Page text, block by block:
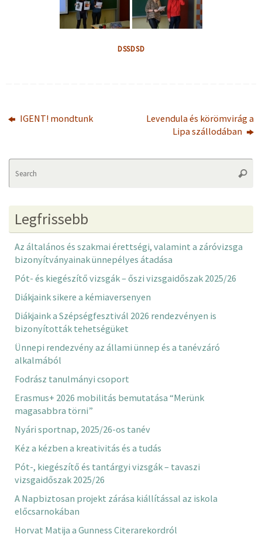
DSSDSD
IGENT! mondtunk
Levendula és körömvirág a
Lipa szállodában
Legfrissebb
Az általános és szakmai érettségi, valamint a záróvizsga
bizonyítványainak ünnepélyes átadása
Pót- és kiegészítő vizsgák – őszi vizsgaidőszak 2025/26
Diákjaink sikere a kémiaversenyen
Diákjaink a Szépségfesztivál 2026 rendezvényen is
bizonyították tehetségüket
Ünnepi rendezvény az állami ünnep és a tanévzáró
alkalmából
Fodrász tanulmányi csoport
Erasmus+ 2026 mobilitás bemutatása “Merünk
magasabbra törni”
Nyári sportnap, 2025/26-os tanév
Kéz a kézben a kreativitás és a tudás
Pót-, kiegészítő és tantárgyi vizsgák – tavaszi
vizsgaidőszak 2025/26
A Napbiztosan projekt zárása kiállítással az iskola
előcsarnokában
Horvat Matija a Gunness Citerarekordról